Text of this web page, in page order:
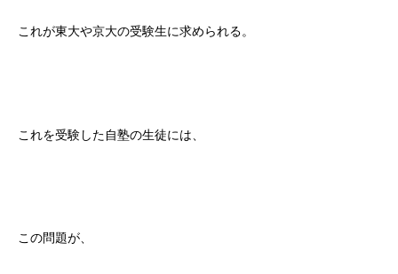
これが東大や京大の受験生に求められる。
これを受験した自塾の生徒には、
この問題が、